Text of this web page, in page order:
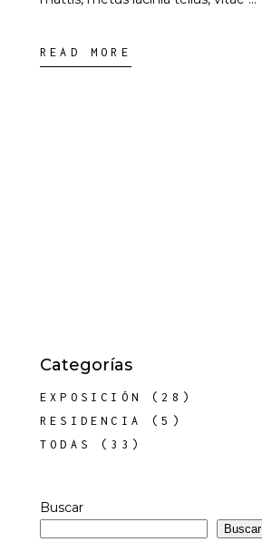
READ MORE
Categorías
EXPOSICIÓN
(28)
RESIDENCIA
(5)
TODAS
(33)
Buscar
Buscar